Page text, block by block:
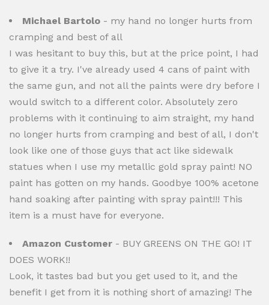
Michael Bartolo - my hand no longer hurts from
cramping and best of all
I was hesitant to buy this, but at the price point, I had
to give it a try. I've already used 4 cans of paint with
the same gun, and not all the paints were dry before I
would switch to a different color. Absolutely zero
problems with it continuing to aim straight, my hand
no longer hurts from cramping and best of all, I don't
look like one of those guys that act like sidewalk
statues when I use my metallic gold spray paint! NO
paint has gotten on my hands. Goodbye 100% acetone
hand soaking after painting with spray paint!!! This
item is a must have for everyone.
Amazon Customer - BUY GREENS ON THE GO! IT
DOES WORK!!
Look, it tastes bad but you get used to it, and the
benefit I get from it is nothing short of amazing! The